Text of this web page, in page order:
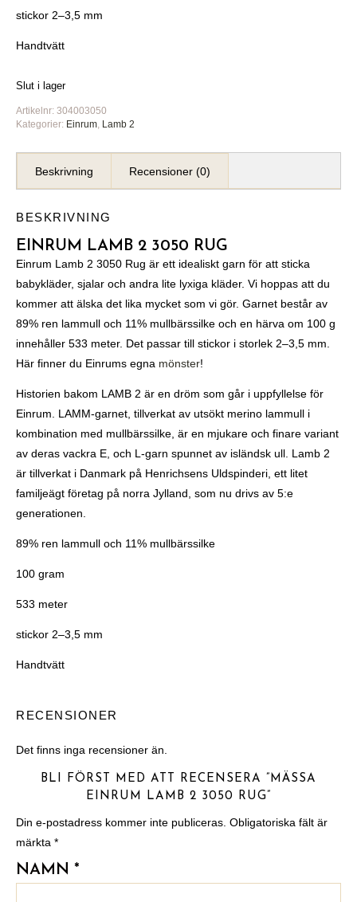
stickor 2–3,5 mm
Handtvätt
Slut i lager
Artikelnr: 304003050
Kategorier: Einrum, Lamb 2
Beskrivning Recensioner (0)
BESKRIVNING
EINRUM LAMB 2 3050 RUG
Einrum Lamb 2 3050 Rug är ett idealiskt garn för att sticka
babykläder, sjalar och andra lite lyxiga kläder. Vi hoppas att du
kommer att älska det lika mycket som vi gör. Garnet består av
89% ren lammull och 11% mullbärssilke och en härva om 100 g
innehåller 533 meter. Det passar till stickor i storlek 2–3,5 mm.
Här finner du Einrums egna mönster!
Historien bakom LAMB 2 är en dröm som går i uppfyllelse för
Einrum. LAMM-garnet, tillverkat av utsökt merino lammull i
kombination med mullbärssilke, är en mjukare och finare variant
av deras vackra E, och L-garn spunnet av isländsk ull. Lamb 2
är tillverkat i Danmark på Henrichsens Uldspinderi, ett litet
familjeägt företag på norra Jylland, som nu drivs av 5:e
generationen.
89% ren lammull och 11% mullbärssilke
100 gram
533 meter
stickor 2–3,5 mm
Handtvätt
RECENSIONER
Det finns inga recensioner än.
BLI FÖRST MED ATT RECENSERA ”MÄSSA
EINRUM LAMB 2 3050 RUG”
Din e-postadress kommer inte publiceras. Obligatoriska fält är
märkta *
NAMN *